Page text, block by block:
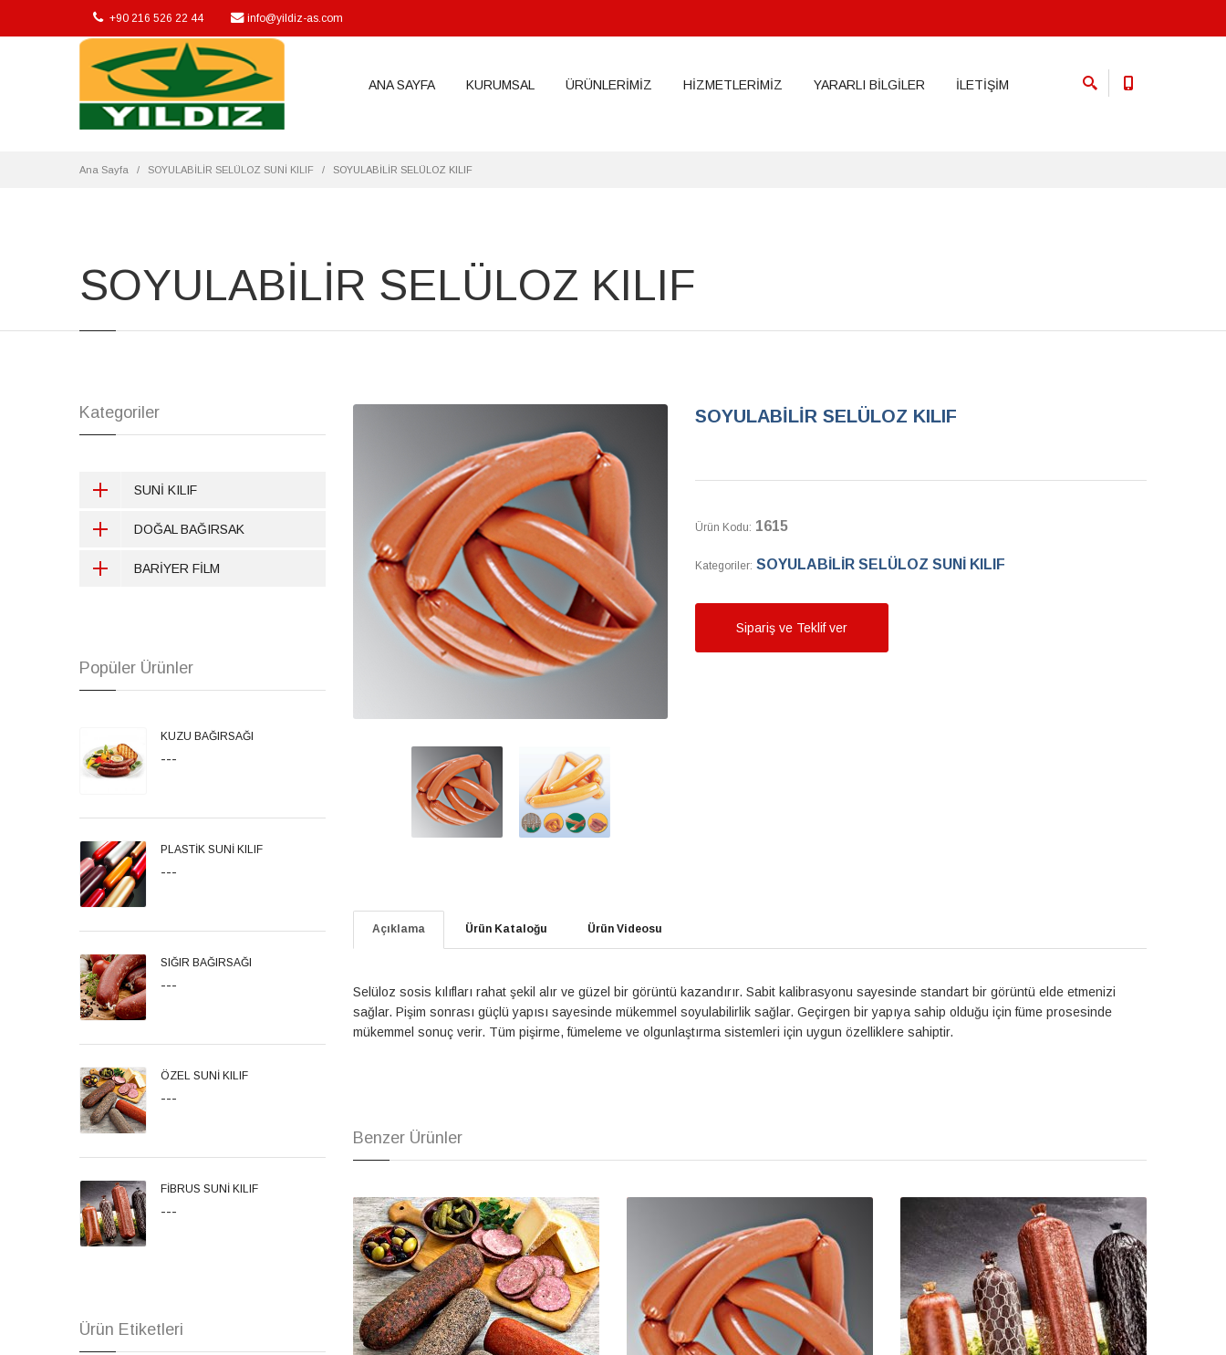
suni bagırsak, sucuk, salam, jambon, artificial casing,
+90 216 526 22 44 info@yildiz-as.com
ANA SAYFA KURUMSAL ÜRÜNLERİMİZ HİZMETLERİMİZ YARARLI BİLGİLER İLETİŞİM
Ana Sayfa SOYULABİLİR SELÜLOZ SUNİ KILIF SOYULABİLİR SELÜLOZ KILIF
SOYULABİLİR SELÜLOZ KILIF
SOYULABİLİR SELÜLOZ KILIF
Ürün Kodu: 1615
Kategoriler: SOYULABİLİR SELÜLOZ SUNİ KILIF
Sipariş ve Teklif ver
Açıklama Ürün Kataloğu Ürün Videosu
Selüloz sosis kılıfları rahat şekil alır ve güzel bir görüntü kazandırır. Sabit kalibrasyonu sayesinde standart bir görüntü elde etmenizi
sağlar. Pişim sonrası güçlü yapısı sayesinde mükemmel soyulabilirlik sağlar. Geçirgen bir yapıya sahip olduğu için füme prosesinde
mükemmel sonuç verir. Tüm pişirme, fümeleme ve olgunlaştırma sistemleri için uygun özelliklere sahiptir.
Benzer Ürünler
ÖZEL SUNİ KILIF
Ürün Kodu: 1616
Kategoriler:
ÖZEL SUNİ
KILIF
SOYULABİLİR SELÜLOZ KILIF
Ürün Kodu: 1615
Kategoriler:
SOYULABİLİR
SELÜLOZ SUNİ KILIF
FİBRUS SUNİ KILIF
Ürün Kodu: 1614
Kategoriler:
FİBRUS SUNİ
KILIF
Kategoriler
SUNİ KILIF
DOĞAL BAĞIRSAK
BARİYER FİLM
Popüler Ürünler
KUZU BAĞIRSAĞI
---
PLASTİK SUNİ KILIF
---
SIĞIR BAĞIRSAĞI
---
ÖZEL SUNİ KILIF
---
FİBRUS SUNİ KILIF
---
Ürün Etiketleri